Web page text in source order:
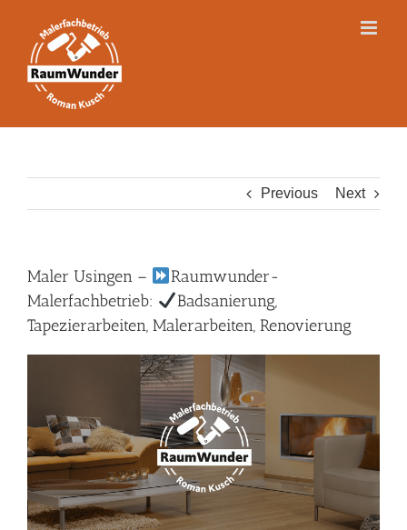
content
Previous Next
Maler Usingen –
Raumwunder-
Malerfachbetrieb:
Badsanierung,
Tapezierarbeiten, Malerarbeiten, Renovierung